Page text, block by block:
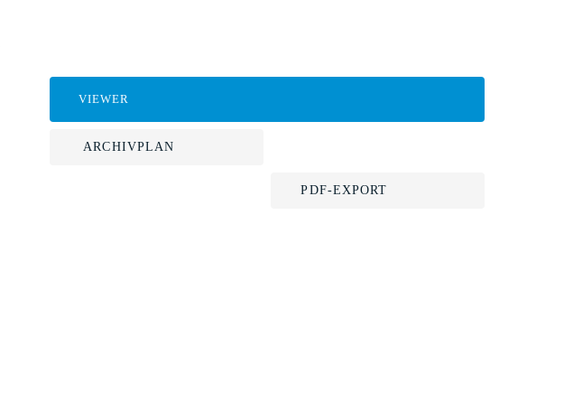
VIEWER
ARCHIVPLAN
PDF-EXPORT